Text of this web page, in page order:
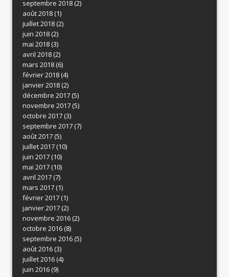
septembre 2018(2)
août 2018(1)
juillet 2018(2)
juin 2018(2)
mai 2018(3)
avril 2018(2)
mars 2018(6)
février 2018(4)
janvier 2018(2)
décembre 2017(5)
novembre 2017(5)
octobre 2017(3)
septembre 2017(7)
août 2017(5)
juillet 2017(10)
juin 2017(10)
mai 2017(10)
avril 2017(7)
mars 2017(1)
février 2017(1)
janvier 2017(2)
novembre 2016(2)
octobre 2016(8)
septembre 2016(5)
août 2016(3)
juillet 2016(4)
juin 2016(9)